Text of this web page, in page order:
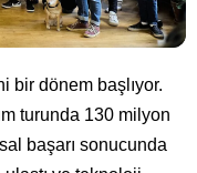
bir dönem başlıyor.
turunda 130 milyon
başarı sonucunda